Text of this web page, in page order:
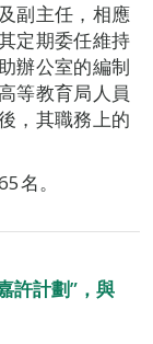
副主任，相應
定期委任維持
辦公室的編制
等教育局人員
，其職務上的
名。
許計劃”，與